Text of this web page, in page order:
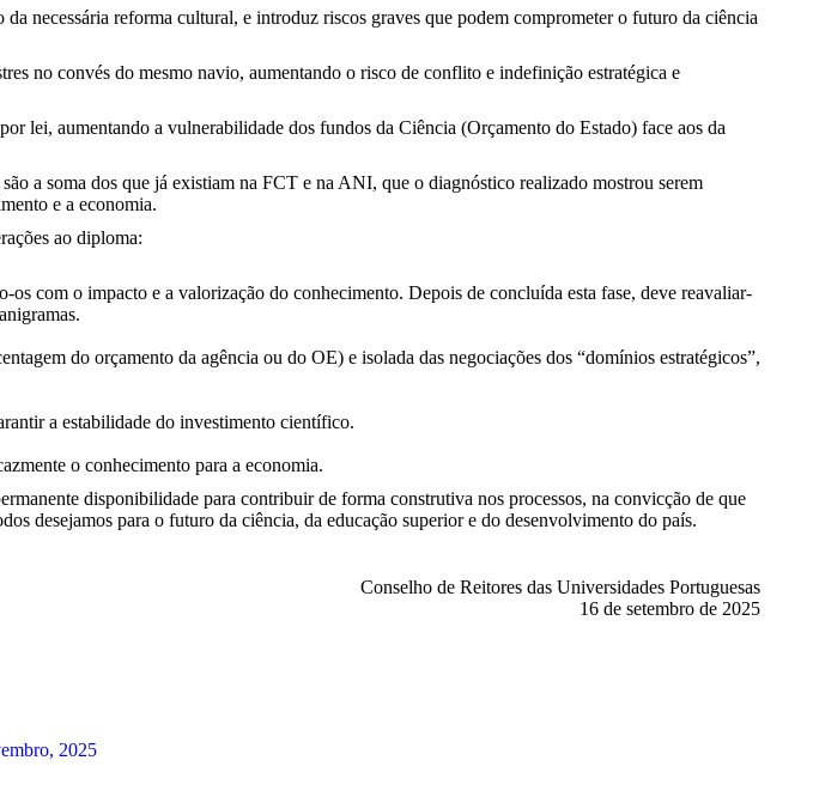
necessária reforma cultural, e introduz riscos graves que podem comprometer o futuro da ciência
no convés do mesmo navio, aumentando o risco de conflito e indefinição estratégica e
lei, aumentando a vulnerabilidade dos fundos da Ciência (Orçamento do Estado) face aos da
a soma dos que já existiam na FCT e na ANI, que o diagnóstico realizado mostrou serem
e a economia.
ao diploma:
com o impacto e a valorização do conhecimento. Depois de concluída esta fase, deve reavaliar-
do orçamento da agência ou do OE) e isolada das negociações dos “domínios estratégicos”,
a estabilidade do investimento científico.
o conhecimento para a economia.
disponibilidade para contribuir de forma construtiva nos processos, na convicção de que
desejamos para o futuro da ciência, da educação superior e do desenvolvimento do país.
Conselho de Reitores das Universidades Portuguesas
16 de setembro de 2025
2025